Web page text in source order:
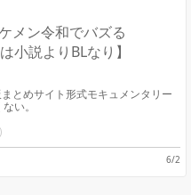
メン令和でバズる
説よりBLなり】
とめサイト形式モキュメンタリー
い。
6/2